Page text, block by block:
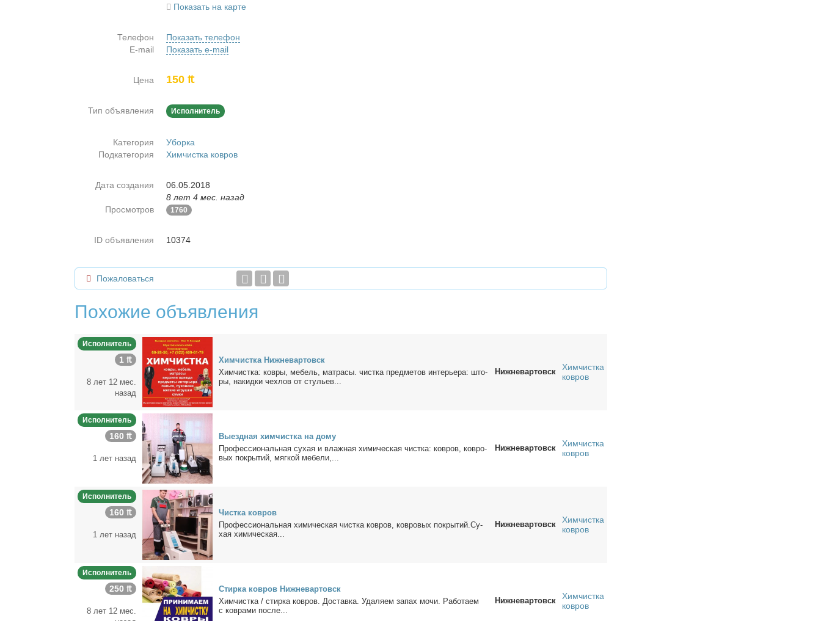
Показать на карте
Телефон
Показать телефон
E-mail
Показать e-mail
Цена 150 ₶
Тип объявления Исполнитель
Категория
Уборка
Подкатегория
Химчистка ковров
Дата создания
06.05.2018
8 лет 4 мес. назад
Просмотров
1760
ID объявления 10374
Пожаловаться
Похожие объявления
Исполнитель
1 ₶
8 лет 12 мес.
назад
Хим­чист­ка Ниж­не­вар­товск
Хим­чист­ка: ков­ры, ме­бель, мат­ра­сы. чист­ка пред­ме­тов ин­те­рье­ра: што­
ры, на­кид­ки чех­лов от сту­льев...
Нижневартовск
Химчистка
ковров
Исполнитель
160 ₶
1 лет назад
Вы­езд­ная хим­чист­ка на до­му
Про­фес­сио­наль­ная су­хая и влаж­ная хи­ми­че­ская чист­ка: ков­ров, ков­ро­
вых по­кры­тий, мяг­кой ме­бе­ли,...
Нижневартовск
Химчистка
ковров
Исполнитель
160 ₶
1 лет назад
Чист­ка ков­ров
Про­фес­сио­наль­ная хи­ми­че­ская чист­ка ков­ров, ков­ро­вых по­кры­тий.Су­
хая хи­ми­че­ская...
Нижневартовск
Химчистка
ковров
Исполнитель
250 ₶
8 лет 12 мес.
Стир­ка ков­ров Ниж­не­вар­товск
Хим­чист­ка / стир­ка ков­ров. До­став­ка. Уда­ля­ем за­пах мо­чи. Ра­бо­та­ем
с ков­ра­ми по­сле...
Нижневартовск
Химчистка
ковров